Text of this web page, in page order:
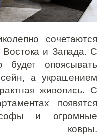
сочетаются
Востока и Запада. С
опоясывать
а украшением
живопись. С
появятся
софы и огромные
ковры.